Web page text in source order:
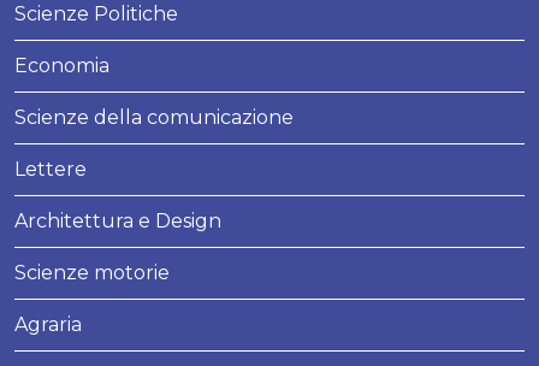
Scienze Politiche
Economia
Scienze della comunicazione
Lettere
Architettura e Design
Scienze motorie
Agraria